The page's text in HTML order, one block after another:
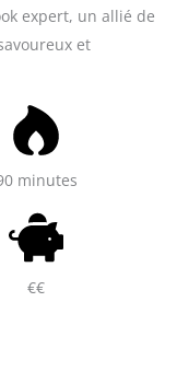
expert, un allié de
et
minutes
€€